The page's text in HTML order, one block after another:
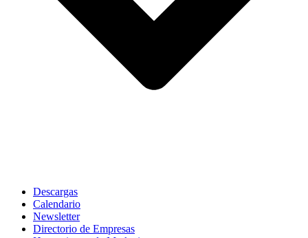
Descargas
Calendario
Newsletter
Directorio de Empresas